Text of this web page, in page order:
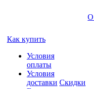
Как купить
Условия
оплаты
Условия
доставки Скидки
О